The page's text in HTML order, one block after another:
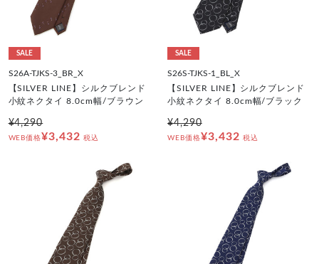
SALE
S26A-TJKS-3_BR_X
【SILVER LINE】シルクブレンド
小紋ネクタイ 8.0cm幅/ブラウン
¥4,290
WEB価格¥3,432 税込
SALE
S26S-TJKS-1_BL_X
【SILVER LINE】シルクブレンド
小紋ネクタイ 8.0cm幅/ブラック
¥4,290
WEB価格¥3,432 税込